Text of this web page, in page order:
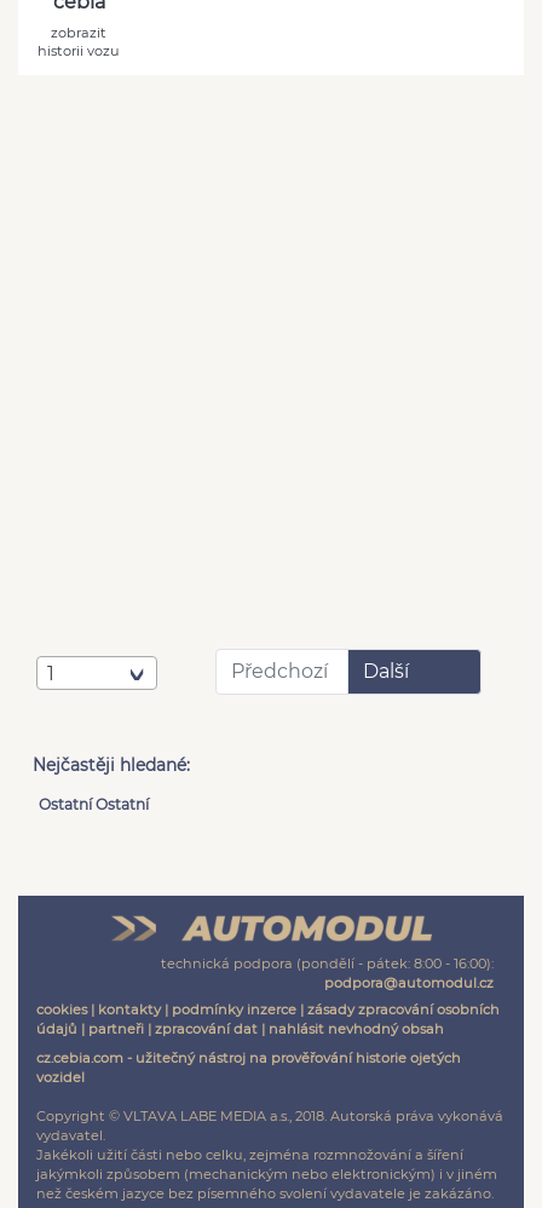
zobrazit
historii vozu
1 Předchozí Další
Nejčastěji hledané:
Ostatní Ostatní
technická podpora (pondělí - pátek: 8:00 - 16:00):
podpora@automodul.cz
cookies| kontakty| podmínky inzerce | zásady zpracování osobních
údajů | partneři | zpracování dat | nahlásit nevhodný obsah
cz.cebia.com - užitečný nástroj na prověřování historie ojetých
vozidel
Copyright © VLTAVA LABE MEDIA a.s., 2018. Autorská práva vykonává
vydavatel.
Jakékoli užití části nebo celku, zejména rozmnožování a šíření
jakýmkoli způsobem (mechanickým nebo elektronickým) i v jiném
než českém jazyce bez písemného svolení vydavatele je zakázáno.